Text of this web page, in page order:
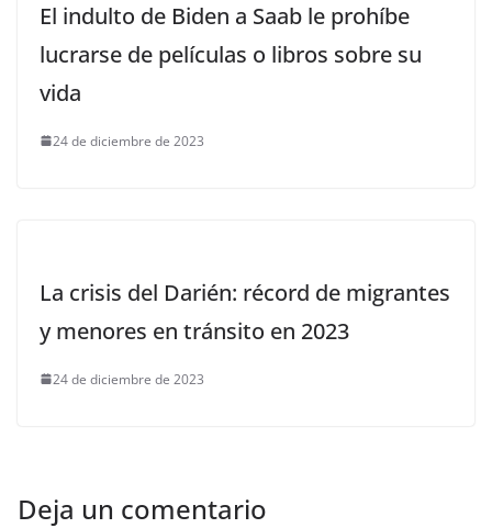
El indulto de Biden a Saab le prohíbe
lucrarse de películas o libros sobre su
vida
24 de diciembre de 2023
La crisis del Darién: récord de migrantes
y menores en tránsito en 2023
24 de diciembre de 2023
Deja un comentario